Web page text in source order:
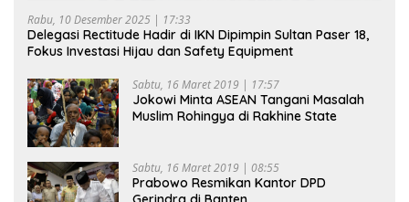
Rabu, 10 Desember 2025 | 17:33
Delegasi Rectitude Hadir di IKN Dipimpin Sultan Paser 18,
Fokus Investasi Hijau dan Safety Equipment
Sabtu, 16 Maret 2019 | 17:57
Jokowi Minta ASEAN Tangani Masalah
Muslim Rohingya di Rakhine State
Sabtu, 16 Maret 2019 | 08:55
Prabowo Resmikan Kantor DPD